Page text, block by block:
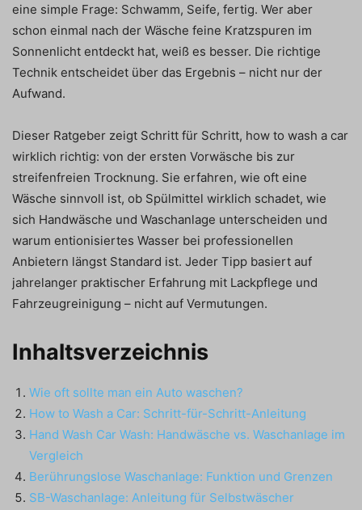
eine simple Frage: Schwamm, Seife, fertig. Wer aber
schon einmal nach der Wäsche feine Kratzspuren im
Sonnenlicht entdeckt hat, weiß es besser. Die richtige
Technik entscheidet über das Ergebnis – nicht nur der
Aufwand.
Dieser Ratgeber zeigt Schritt für Schritt, how to wash a car
wirklich richtig: von der ersten Vorwäsche bis zur
streifenfreien Trocknung. Sie erfahren, wie oft eine
Wäsche sinnvoll ist, ob Spülmittel wirklich schadet, wie
sich Handwäsche und Waschanlage unterscheiden und
warum entionisiertes Wasser bei professionellen
Anbietern längst Standard ist. Jeder Tipp basiert auf
jahrelanger praktischer Erfahrung mit Lackpflege und
Fahrzeugreinigung – nicht auf Vermutungen.
Inhaltsverzeichnis
Wie oft sollte man ein Auto waschen?
How to Wash a Car: Schritt-für-Schritt-Anleitung
Hand Wash Car Wash: Handwäsche vs. Waschanlage im
Vergleich
Berührungslose Waschanlage: Funktion und Grenzen
SB-Waschanlage: Anleitung für Selbstwäscher